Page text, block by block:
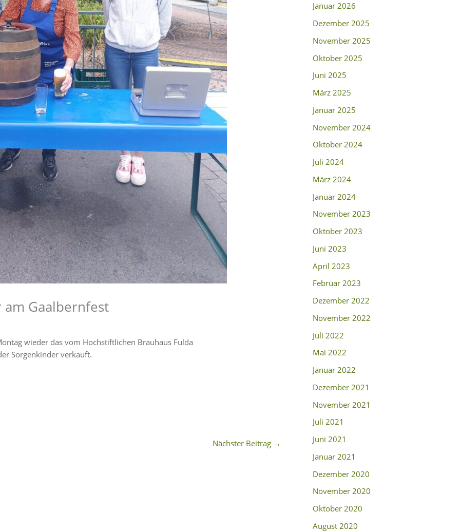
Gaalbernfest
wieder das vom Hochstiftlichen Brauhaus Fulda
Sorgenkinder verkauft.
Nächster Beitrag →
Januar 2026
Dezember 2025
November 2025
Oktober 2025
Juni 2025
März 2025
Januar 2025
November 2024
Oktober 2024
Juli 2024
März 2024
Januar 2024
November 2023
Oktober 2023
Juni 2023
April 2023
Februar 2023
Dezember 2022
November 2022
Juli 2022
Mai 2022
Januar 2022
Dezember 2021
November 2021
Juli 2021
Juni 2021
Januar 2021
Dezember 2020
November 2020
Oktober 2020
August 2020